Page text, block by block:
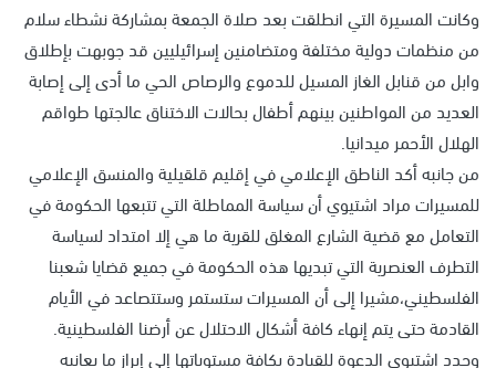
وكانت المسيرة التي انطلقت بعد صلاة الجمعة بمشاركة نشطاء سلام
من منظمات دولية مختلفة ومتضامنين إسرائيليين قد جوبهت بإطلاق
وابل من قنابل الغاز المسيل للدموع والرصاص الحي ما أدى إلى إصابة
العديد من المواطنين بينهم أطفال بحالات الاختناق عالجتها طواقم
الهلال الأحمر ميدانيا.
من جانبه أكد الناطق الإعلامي في إقليم قلقيلية والمنسق الإعلامي
للمسيرات مراد اشتيوي أن سياسة المماطلة التي تتبعها الحكومة في
التعامل مع قضية الشارع المغلق للقرية ما هي إلا امتداد لسياسة
التطرف العنصرية التي تبديها هذه الحكومة في جميع قضايا شعبنا
الفلسطيني،مشيرا إلى أن المسيرات ستستمر وستتصاعد في الأيام
القادمة حتى يتم إنهاء كافة أشكال الاحتلال عن أرضنا الفلسطينية.
وجدد اشتيوي الدعوة للقيادة بكافة مستوياتها إلى إبراز ما يعانيه